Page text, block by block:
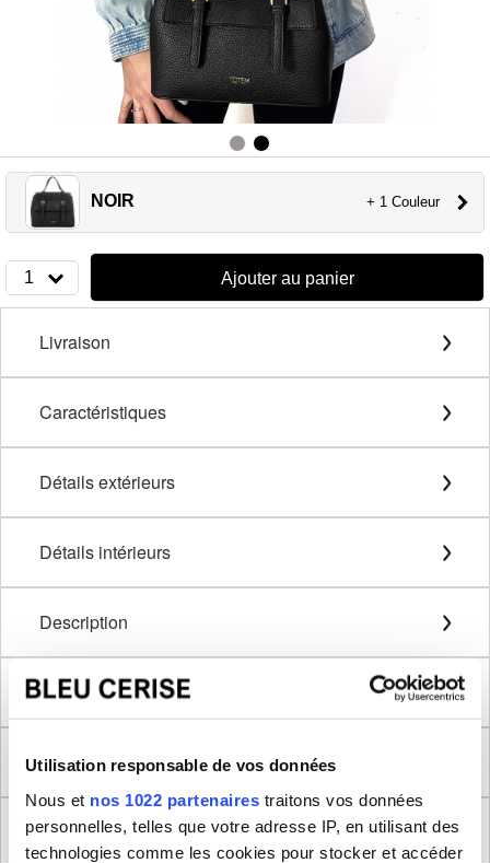
Utilisation responsable de vos données
Nous et nos 1022 partenaires traitons vos données
personnelles, telles que votre adresse IP, en utilisant des
technologies comme les cookies pour stocker et accéder
NOIR + 1 Couleur
1 Ajouter au panier
Livraison
Caractéristiques
Détails extérieurs
Détails intérieurs
Description
Méthode de mesure
Dimensions produit
Retour